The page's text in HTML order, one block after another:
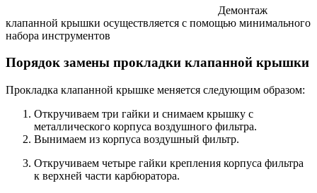
Демонтаж
клапанной крышки осуществляется с помощью минимального
набора инструментов
Порядок замены прокладки клапанной крышки
Прокладка клапанной крышке меняется следующим образом:
Откручиваем три гайки и снимаем крышку с
металлического корпуса воздушного фильтра.
Вынимаем из корпуса воздушный фильтр.
Откручиваем четыре гайки крепления корпуса фильтра
к верхней части карбюратора.